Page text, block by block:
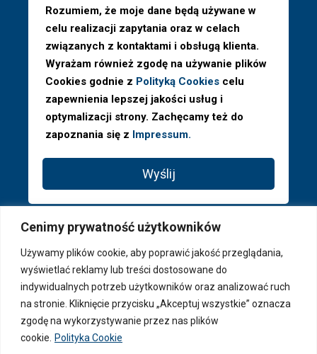
Cenimy prywatność użytkowników
Używamy plików cookie, aby poprawić jakość przeglądania,
wyświetlać reklamy lub treści dostosowane do
indywidualnych potrzeb użytkowników oraz analizować ruch
na stronie. Kliknięcie przycisku „Akceptuj wszystkie” oznacza
zgodę na wykorzystywanie przez nas plików
cookie. Polityka Cookie
Rozumiem, że moje dane będą używane w
celu realizacji zapytania oraz w celach
związanych z kontaktami i obsługą klienta.
Wyrażam również zgodę na używanie plików
Cookies godnie z Polityką Cookies celu
zapewnienia lepszej jakości usług i
optymalizacji strony. Zachęcamy też do
zapoznania się z Impressum.
Wyślij